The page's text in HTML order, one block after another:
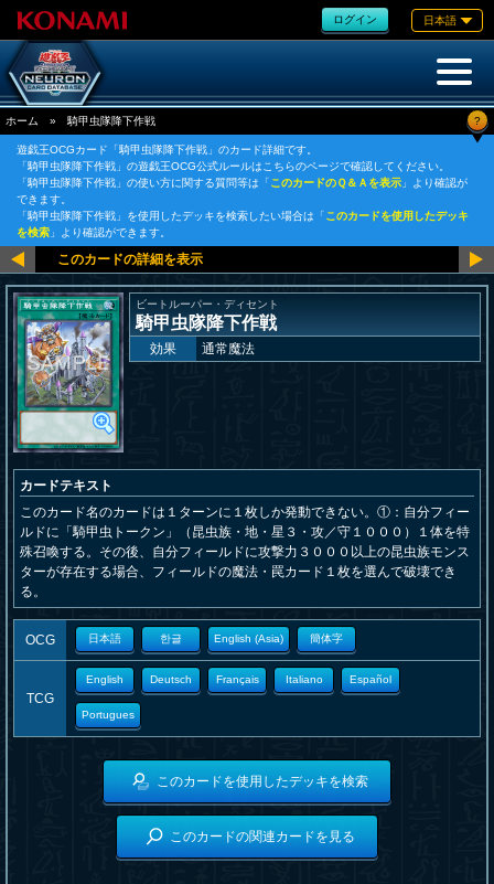
ログイン 日本語
ホーム » 騎甲虫隊降下作戦 ?
遊戯王OCGカード「騎甲虫隊降下作戦」のカード詳細です。
「騎甲虫隊降下作戦」の遊戯王OCG公式ルールはこちらのページで確認してください。
「騎甲虫隊降下作戦」の使い方に関する質問等は「このカードのＱ＆Ａを表示 」より確認が
できます。
「騎甲虫隊降下作戦」を使用したデッキを検索したい場合は「このカードを使用したデッキ
を検索 」より確認ができます。
ビートルーパー・ディセント
騎甲虫隊降下作戦
効果 通常魔法
カードテキスト
このカード名のカードは１ターンに１枚しか発動できない。①：自分フィー
ルドに「騎甲虫トークン」（昆虫族・地・星３・攻／守１０００）１体を特
殊召喚する。その後、自分フィールドに攻撃力３０００以上の昆虫族モンス
ターが存在する場合、フィールドの魔法・罠カード１枚を選んで破壊でき
る。
OCG 日本語 한글 English (Asia) 簡体字
TCG
English Deutsch Français Italiano Español
Portugues
このカードを使用したデッキを検索
このカードの関連カードを見る